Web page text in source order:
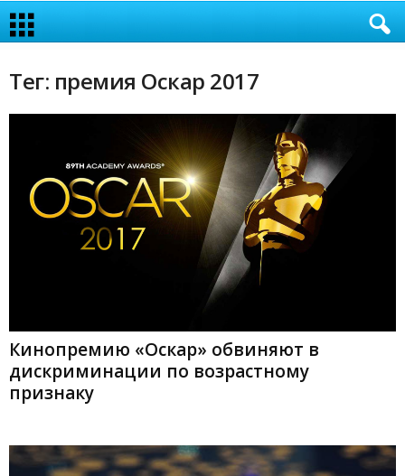
Тег: премия Оскар 2017
Кинопремию «Оскар» обвиняют в
дискриминации по возрастному
признаку